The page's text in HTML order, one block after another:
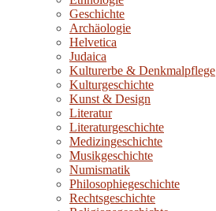
Geschichte
Archäologie
Helvetica
Judaica
Kulturerbe & Denkmalpflege
Kulturgeschichte
Kunst & Design
Literatur
Literaturgeschichte
Medizingeschichte
Musikgeschichte
Numismatik
Philosophiegeschichte
Rechtsgeschichte